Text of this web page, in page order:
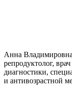
Анна Владимировна
репродуктолог,
диагностики,
и антивозрастной